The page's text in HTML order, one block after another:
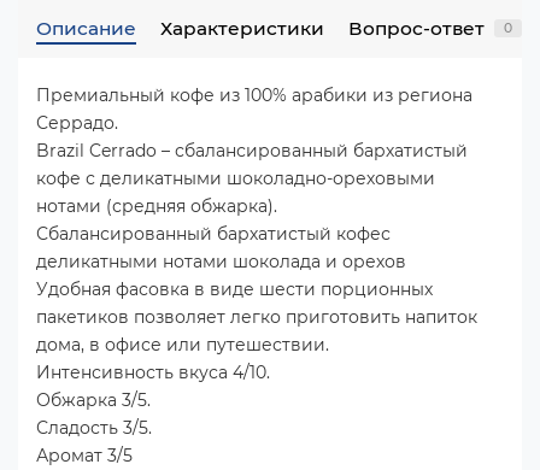
Описание Характеристики Вопрос-ответ 0
Премиальный кофе из 100% арабики из региона
Серрадо.
Brazil Cerrado – сбалансированный бархатистый
кофе с деликатными шоколадно-ореховыми
нотами (средняя обжарка).
Сбалансированный бархатистый кофес
деликатными нотами шоколада и орехов
Удобная фасовка в виде шести порционных
пакетиков позволяет легко приготовить напиток
дома, в офисе или путешествии.
Интенсивность вкуса 4/10.
Обжарка 3/5.
Сладость 3/5.
Аромат 3/5